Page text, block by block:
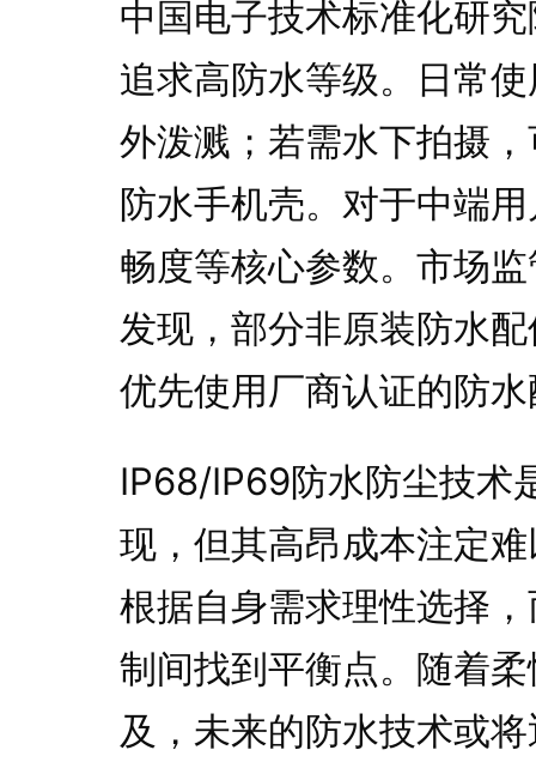
中国电子技术标准化研
追求高防水等级。日常
外泼溅；若需水下拍摄
防水手机壳。对于中端
畅度等核心参数。市场
发现，部分非原装防水
优先使用厂商认证的防
IP68/IP69防水防尘技术
现，但其高昂成本注定
根据自身需求理性选择
制间找到平衡点。随着
及，未来的防水技术或